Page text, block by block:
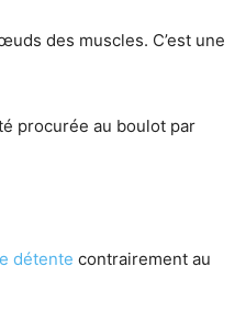
des muscles. C’est une
procurée au boulot par
détente contrairement au